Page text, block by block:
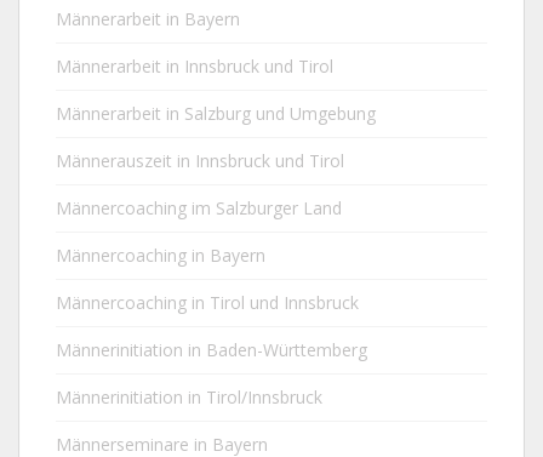
Männerarbeit in Bayern
Männerarbeit in Innsbruck und Tirol
Männerarbeit in Salzburg und Umgebung
Männerauszeit in Innsbruck und Tirol
Männercoaching im Salzburger Land
Männercoaching in Bayern
Männercoaching in Tirol und Innsbruck
Männerinitiation in Baden-Württemberg
Männerinitiation in Tirol/Innsbruck
Männerseminare in Bayern